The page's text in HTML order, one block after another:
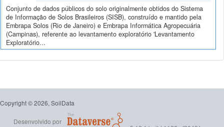
Conjunto de dados públicos do solo originalmente obtidos do Sistema
de Informação de Solos Brasileiros (SISB), construído e mantido pela
Embrapa Solos (Rio de Janeiro) e Embrapa Informática Agropecuária
(Campinas), referente ao levantamento exploratório 'Levantamento
Exploratório...
Copyright © 2026, SoilData
Desenvolvido por